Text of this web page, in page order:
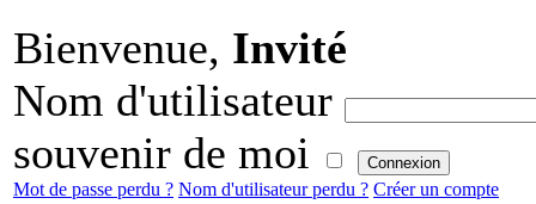
Bienvenue, Invité
Nom d'utilisateur
souvenir de moi
Mot de passe perdu ? Nom d'utilisateur perdu ? Créer un compte